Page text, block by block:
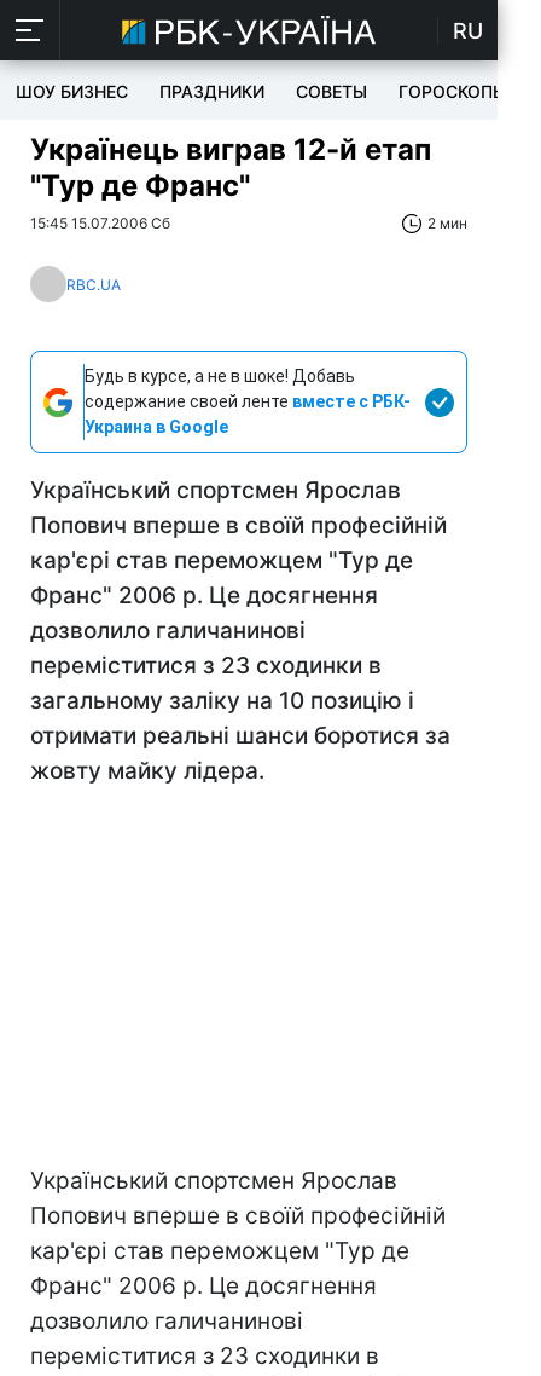
RU
ШОУ БИЗНЕС ПРАЗДНИКИ СОВЕТЫ ГОРОСКОПЫ
Українець виграв 12-й етап
"Тур де Франс"
15:45 15.07.2006 Сб 2 мин
RBC.UA
Будь в курсе, а не в шоке! Добавь
содержание своей ленте вместе с РБК-
Украина в Google
Український спортсмен Ярослав
Попович вперше в своїй професійній
кар'єрі став переможцем "Тур де
Франс" 2006 р. Це досягнення
дозволило галичанинові
переміститися з 23 сходинки в
загальному заліку на 10 позицію і
отримати реальні шанси боротися за
жовту майку лідера.
Український спортсмен Ярослав
Попович вперше в своїй професійній
кар'єрі став переможцем "Тур де
Франс" 2006 р. Це досягнення
дозволило галичанинові
переміститися з 23 сходинки в